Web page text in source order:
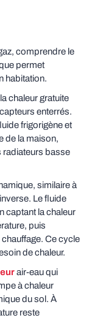
comprendre le
permet
habitation.
chaleur gratuite
enterrés.
frigorigène et
de la maison,
radiateurs basse
similaire à
Le fluide
captant la chaleur
puis
chauffage. Ce cycle
de chaleur.
air-eau qui
à chaleur
du sol. À
reste